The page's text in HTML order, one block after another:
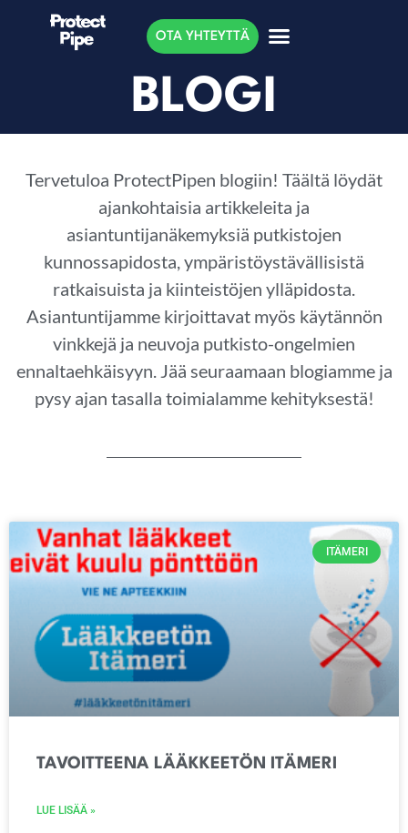
OTA YHTEYTTÄ
BLOGI
Tervetuloa ProtectPipen blogiin! Täältä löydät
ajankohtaisia artikkeleita ja
asiantuntijanäkemyksiä putkistojen
kunnossapidosta, ympäristöystävällisistä
ratkaisuista ja kiinteistöjen ylläpidosta.
Asiantuntijamme kirjoittavat myös käytännön
vinkkejä ja neuvoja putkisto-ongelmien
ennaltaehkäisyyn. Jää seuraamaan blogiamme ja
pysy ajan tasalla toimialamme kehityksestä!
ITÄMERI
TAVOITTEENA LÄÄKKEETÖN ITÄMERI
LUE LISÄÄ »